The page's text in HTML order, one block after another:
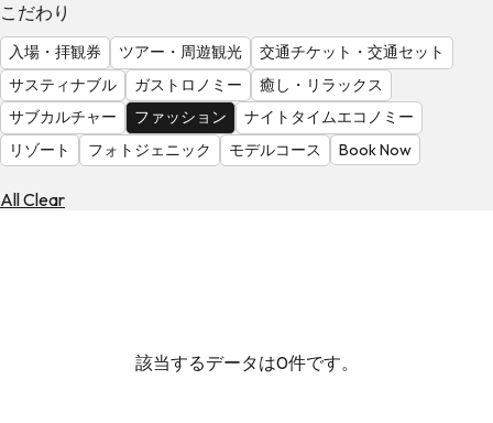
る
気
を
見
る
こだわり
入場・拝観券 ツアー・周遊観光
交通チケット・交通セット
サスティナブル
ガストロノミー
癒し・リラックス
サブカルチャー
ファッション
ナイトタイムエコノミー
リゾート
フォトジェニック モデルコース Book Now
All Clear
該当するデータは0件です。